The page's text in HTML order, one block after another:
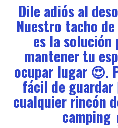
Dile adiós al
Nuestro tacho
es la
mantener tu
ocupar lugar 😍.
fácil de guardar
cualquier rincón